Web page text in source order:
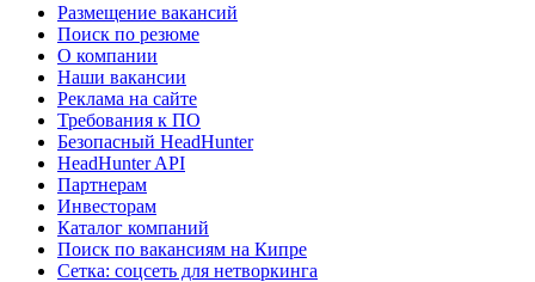
Размещение вакансий
Поиск по резюме
О компании
Наши вакансии
Реклама на сайте
Требования к ПО
Безопасный HeadHunter
HeadHunter API
Партнерам
Инвесторам
Каталог компаний
Поиск по вакансиям на Кипре
Сетка: соцсеть для нетворкинга